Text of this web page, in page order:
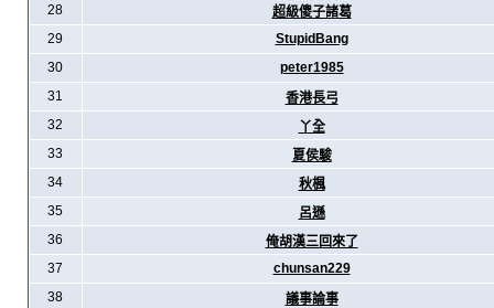
28
超級傻子諸葛
29
StupidBang
30
peter1985
31
香港長弓
32
丫全
33
夏侯駿
34
秋楓
35
呂遜
36
俺胡漢三回來了
37
chunsan229
38
議事論事